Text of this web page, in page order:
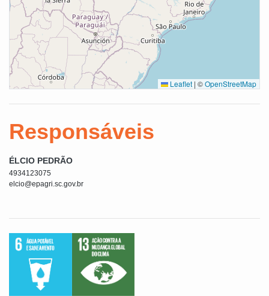
Leaflet | ©OpenStreetMap
Responsáveis
ÉLCIO PEDRÃO
4934123075
elcio@epagri.sc.gov.br